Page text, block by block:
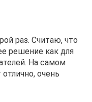
раз. Считаю, что
решение как для
На самом
очень